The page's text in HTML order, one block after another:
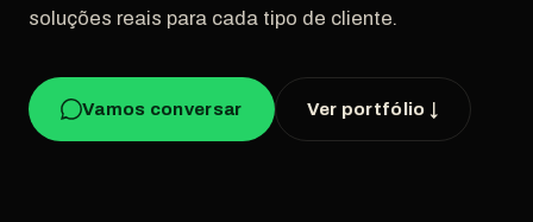
soluções reais para cada tipo de cliente.
Vamos conversar Ver portfólio ↓